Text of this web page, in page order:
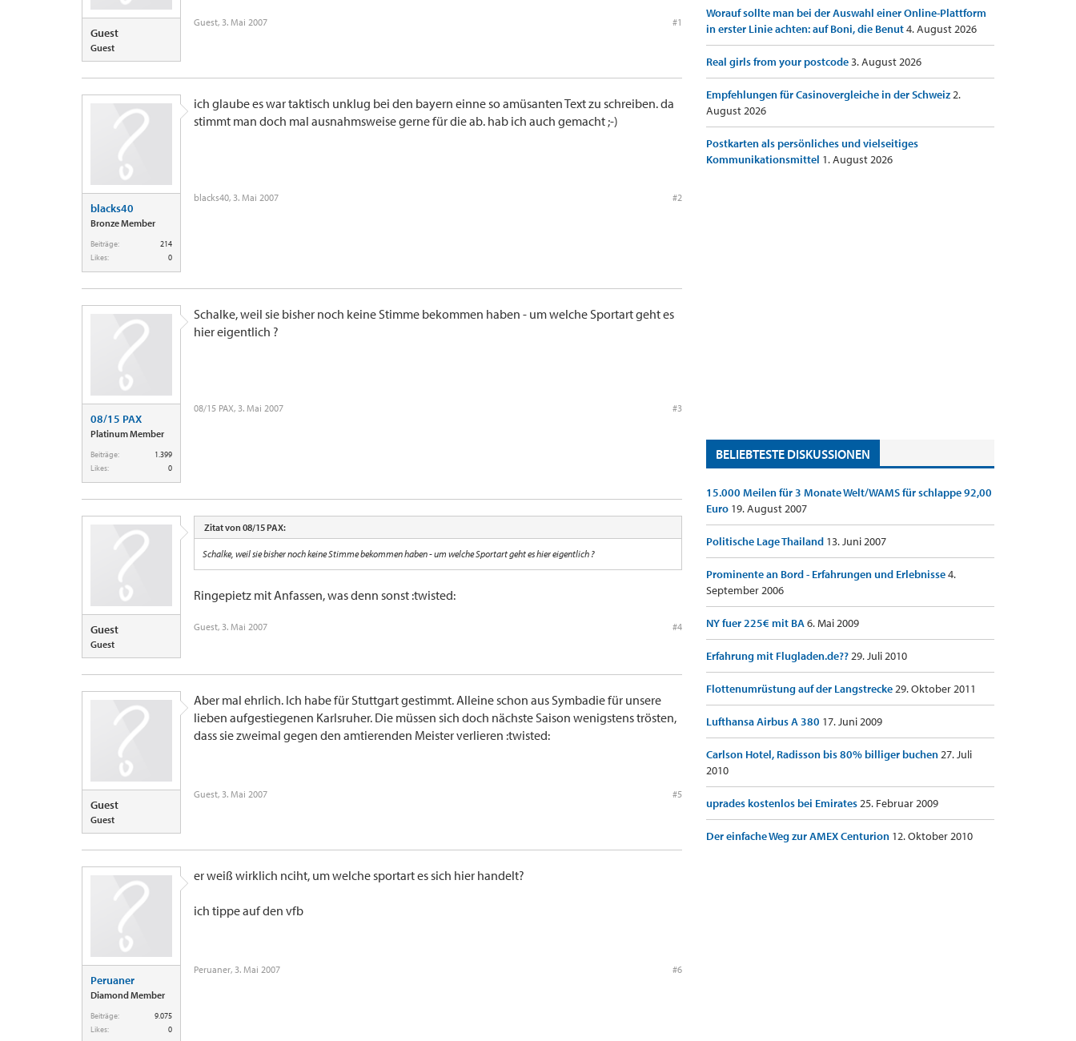
Guest
Guest
Guest, 3. Mai 2007 #1
blacks40
Bronze Member
Beiträge:
214
Likes:
0
ich glaube es war taktisch unklug bei den bayern einne so amüsanten Text zu schreiben. da
stimmt man doch mal ausnahmsweise gerne für die ab. hab ich auch gemacht ;-)
blacks40, 3. Mai 2007 #2
08/15 PAX
Platinum Member
Beiträge:
1.399
Likes:
0
Schalke, weil sie bisher noch keine Stimme bekommen haben - um welche Sportart geht es
hier eigentlich ?
08/15 PAX, 3. Mai 2007 #3
Guest
Guest
Zitat von 08/15 PAX:
Schalke, weil sie bisher noch keine Stimme bekommen haben - um welche Sportart geht es hier eigentlich ?
Ringepietz mit Anfassen, was denn sonst :twisted:
Guest, 3. Mai 2007 #4
Guest
Guest
Aber mal ehrlich. Ich habe für Stuttgart gestimmt. Alleine schon aus Symbadie für unsere
lieben aufgestiegenen Karlsruher. Die müssen sich doch nächste Saison wenigstens trösten,
dass sie zweimal gegen den amtierenden Meister verlieren :twisted:
Guest, 3. Mai 2007 #5
Peruaner
Diamond Member
Beiträge:
9.075
Likes:
0
er weiß wirklich nciht, um welche sportart es sich hier handelt?
ich tippe auf den vfb
Peruaner, 3. Mai 2007 #6
Worauf sollte man bei der Auswahl einer Online-Plattform
in erster Linie achten: auf Boni, die Benut4. August 2026
Real girls from your postcode3. August 2026
Empfehlungen für Casinovergleiche in der Schweiz2.
August 2026
Postkarten als persönliches und vielseitiges
Kommunikationsmittel 1. August 2026
BELIEBTESTE DISKUSSIONEN
15.000 Meilen für 3 Monate Welt/WAMS für schlappe 92,00
Euro 19. August 2007
Politische Lage Thailand 13. Juni 2007
Prominente an Bord - Erfahrungen und Erlebnisse4.
September 2006
NY fuer 225€ mit BA6. Mai 2009
Erfahrung mit Flugladen.de??29. Juli 2010
Flottenumrüstung auf der Langstrecke29. Oktober 2011
Lufthansa Airbus A 380 17. Juni 2009
Carlson Hotel, Radisson bis 80% billiger buchen27. Juli
2010
uprades kostenlos bei Emirates25. Februar 2009
Der einfache Weg zur AMEX Centurion 12. Oktober 2010